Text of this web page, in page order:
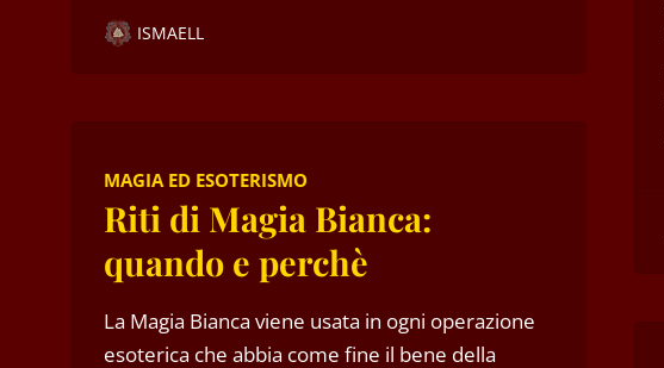
ISMAELL
MAGIA ED ESOTERISMO
Riti di Magia Bianca:
quando e perchè
La Magia Bianca viene usata in ogni operazione
esoterica che abbia come fine il bene della